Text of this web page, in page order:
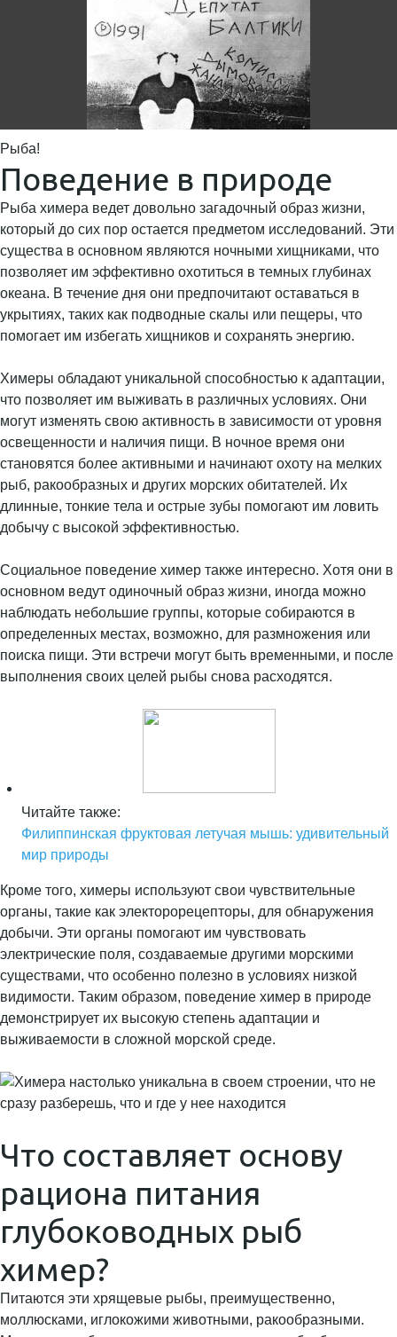
Рыба!
Поведение в природе
Рыба химера ведет довольно загадочный образ жизни,
который до сих пор остается предметом исследований. Эти
существа в основном являются ночными хищниками, что
позволяет им эффективно охотиться в темных глубинах
океана. В течение дня они предпочитают оставаться в
укрытиях, таких как подводные скалы или пещеры, что
помогает им избегать хищников и сохранять энергию.
Химеры обладают уникальной способностью к адаптации,
что позволяет им выживать в различных условиях. Они
могут изменять свою активность в зависимости от уровня
освещенности и наличия пищи. В ночное время они
становятся более активными и начинают охоту на мелких
рыб, ракообразных и других морских обитателей. Их
длинные, тонкие тела и острые зубы помогают им ловить
добычу с высокой эффективностью.
Социальное поведение химер также интересно. Хотя они в
основном ведут одиночный образ жизни, иногда можно
наблюдать небольшие группы, которые собираются в
определенных местах, возможно, для размножения или
поиска пищи. Эти встречи могут быть временными, и после
выполнения своих целей рыбы снова расходятся.
Читайте также:
Филиппинская фруктовая летучая мышь: удивительный
мир природы
Кроме того, химеры используют свои чувствительные
органы, такие как электорорецепторы, для обнаружения
добычи. Эти органы помогают им чувствовать
электрические поля, создаваемые другими морскими
существами, что особенно полезно в условиях низкой
видимости. Таким образом, поведение химер в природе
демонстрирует их высокую степень адаптации и
выживаемости в сложной морской среде.
Что составляет основу
рациона питания
глубоководных рыб
химер?
Питаются эти хрящевые рыбы, преимущественно,
моллюсками, иглокожими животными, ракообразными.